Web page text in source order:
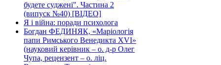
будете суджені". Частина 2
(випуск №40) [ВІДЕО]
Я і війна: поради психолога
Богдан ФЕДИНЯК, «Маріологія
папи Римського Венедикта XVI»
(науковий керівник – о. д-р Олег
Чупа, рецензент – о. ліц.